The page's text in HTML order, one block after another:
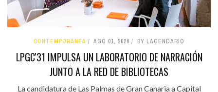
CONTEMPORÁNEA AGO 01, 2026 BY LAGENDARIO
LPGC'31 IMPULSA UN LABORATORIO DE NARRACIÓN
JUNTO A LA RED DE BIBLIOTECAS
La candidatura de Las Palmas de Gran Canaria a Capital